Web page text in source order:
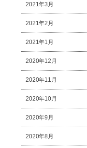
2021年3月
2021年2月
2021年1月
2020年12月
2020年11月
2020年10月
2020年9月
2020年8月